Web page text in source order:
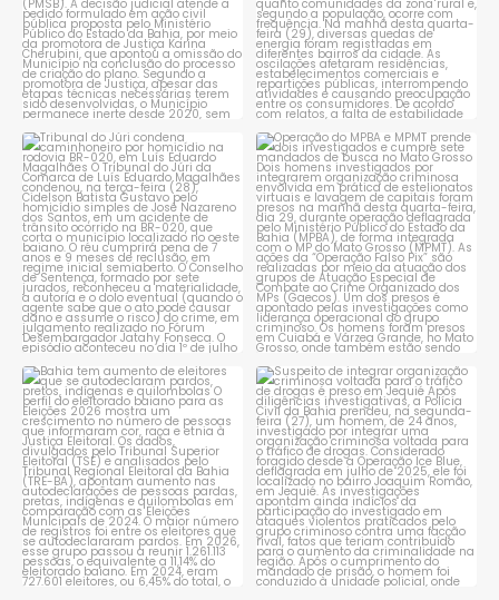
Tribunal do Júri condena
caminhoneiro por...
1 0
Operação do MPBA e MPMT
prende dois investigados e...
1 0
Bahia tem aumento de eleitores
que se autodeclaram...
1 0
Suspeito de integrar
organização criminosa
voltada...
1 0